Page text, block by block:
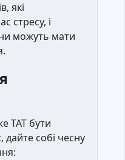
які
стресу, і
можуть мати
ТАТ бути
собі чесну